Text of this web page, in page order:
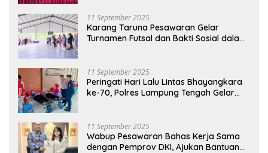
11 September 2025
Karang Taruna Pesawaran Gelar
Turnamen Futsal dan Bakti Sosial dalam
11 September 2025
Peringati Hari Lalu Lintas Bhayangkara
ke-70, Polres Lampung Tengah Gelar
11 September 2025
Wabup Pesawaran Bahas Kerja Sama
dengan Pemprov DKI, Ajukan Bantuan